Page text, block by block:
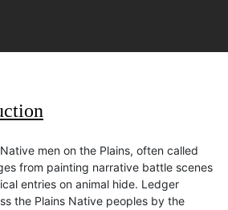
men on the Plains, often called
from painting narrative battle scenes
entries on animal hide. Ledger
the Plains Native peoples by the